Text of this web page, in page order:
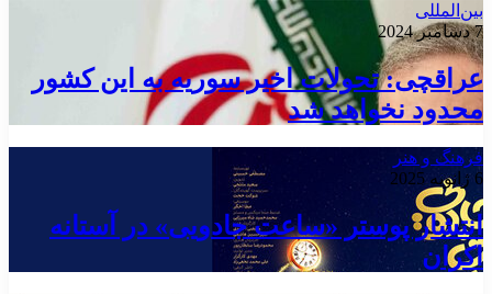
بین‌المللی
7 دسامبر 2024
عراقچی: تحولات اخیر سوریه به این کشور
محدود نخواهد شد
فرهنگ و هنر
6 ژانویه 2025
انتشار پوستر «ساعت جادویی» در آستانه
اکران